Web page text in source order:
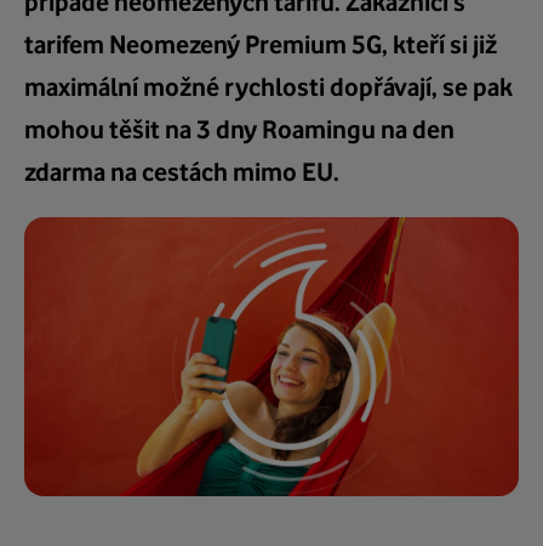
tarifem Neomezený Premium 5G, kteří si již
maximální možné rychlosti dopřávají, se pak
mohou těšit na 3 dny Roamingu na den
zdarma na cestách mimo EU.